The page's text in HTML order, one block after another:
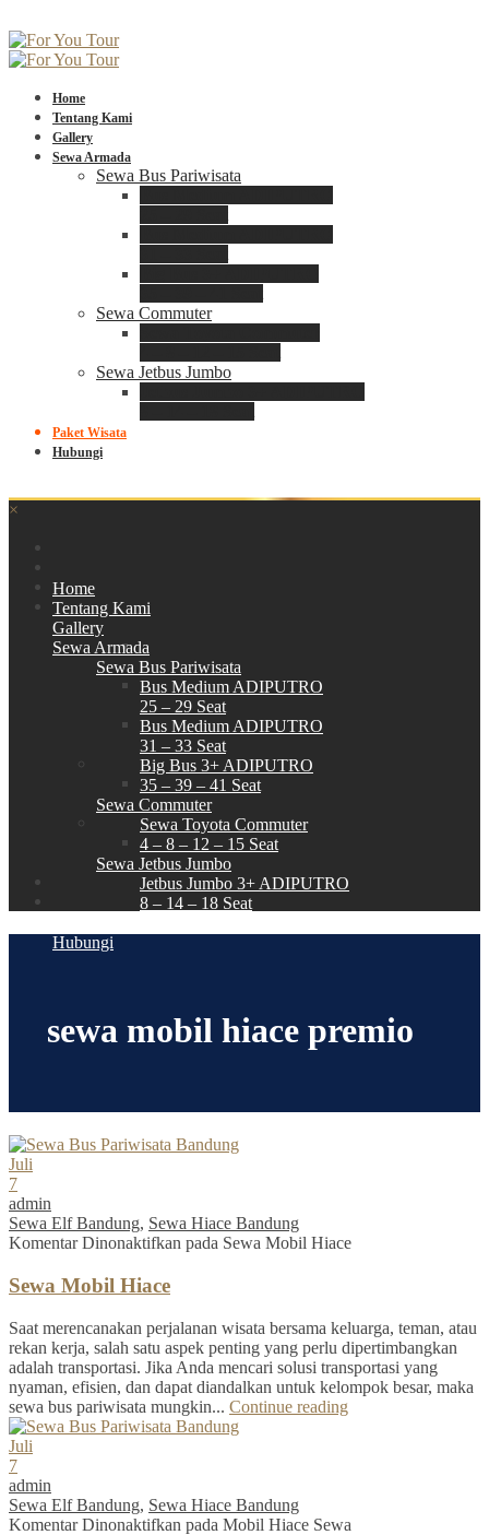
Home
Tentang Kami
Gallery
Sewa Armada
Sewa Bus Pariwisata
Sewa Commuter
Sewa Jetbus Jumbo
Paket Wisata
Hubungi
×
Home
Tentang Kami
Gallery
Sewa Armada
Sewa Bus Pariwisata
Bus Medium ADIPUTRO
25 – 29 Seat
Bus Medium ADIPUTRO
31 – 33 Seat
Big Bus 3+ ADIPUTRO
35 – 39 – 41 Seat
Sewa Commuter
Sewa Toyota Commuter
4 – 8 – 12 – 15 Seat
Sewa Jetbus Jumbo
Jetbus Jumbo 3+ ADIPUTRO
8 – 14 – 18 Seat
Hubungi
sewa mobil hiace premio
Juli
7
admin
Sewa Elf Bandung, Sewa Hiace Bandung
Komentar Dinonaktifkan pada Sewa Mobil Hiace
Sewa Mobil Hiace
Saat merencanakan perjalanan wisata bersama keluarga, teman, atau
rekan kerja, salah satu aspek penting yang perlu dipertimbangkan
adalah transportasi. Jika Anda mencari solusi transportasi yang
nyaman, efisien, dan dapat diandalkan untuk kelompok besar, maka
sewa bus pariwisata mungkin... Continue reading
Juli
7
admin
Sewa Elf Bandung, Sewa Hiace Bandung
Komentar Dinonaktifkan pada Mobil Hiace Sewa